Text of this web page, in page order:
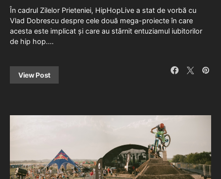
În cadrul Zilelor Prieteniei, HipHopLive a stat de vorbă cu
Vlad Dobrescu despre cele două mega-proiecte în care
acesta este implicat și care au stârnit entuziamul iubitorilor
de hip hop.…
View Post